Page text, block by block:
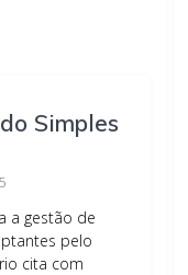
Simples
a gestão de
pelo
cita com